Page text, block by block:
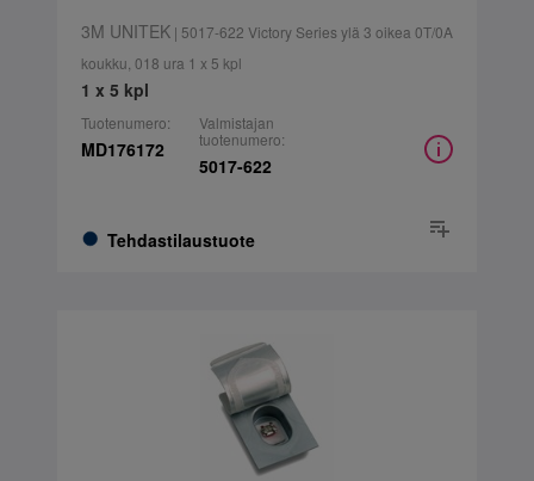
3M UNITEK| 5017-622 Victory Series ylä 3 oikea 0T/0A
koukku, 018 ura 1 x 5 kpl
1 x 5 kpl
Tuotenumero:
MD176172
Tehdastilaustuote
Valmistajan
tuotenumero:
5017-622